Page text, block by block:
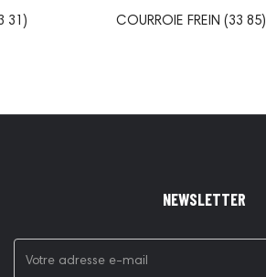
31) COURROIE FREIN (33 85)
NEWSLETTER